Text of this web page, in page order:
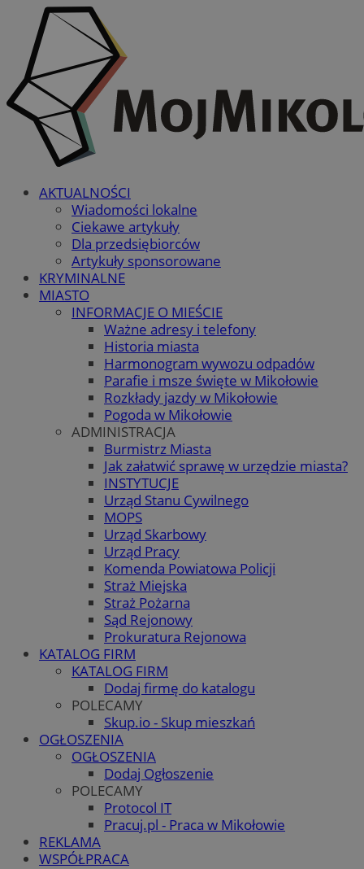
AKTUALNOŚCI
Wiadomości lokalne
Ciekawe artykuły
Dla przedsiębiorców
Artykuły sponsorowane
KRYMINALNE
MIASTO
INFORMACJE O MIEŚCIE
Ważne adresy i telefony
Historia miasta
Harmonogram wywozu odpadów
Parafie i msze święte w Mikołowie
Rozkłady jazdy w Mikołowie
Pogoda w Mikołowie
ADMINISTRACJA
Burmistrz Miasta
Jak załatwić sprawę w urzędzie miasta?
INSTYTUCJE
Urząd Stanu Cywilnego
MOPS
Urząd Skarbowy
Urząd Pracy
Komenda Powiatowa Policji
Straż Miejska
Straż Pożarna
Sąd Rejonowy
Prokuratura Rejonowa
KATALOG FIRM
KATALOG FIRM
Dodaj firmę do katalogu
POLECAMY
Skup.io - Skup mieszkań
OGŁOSZENIA
OGŁOSZENIA
Dodaj Ogłoszenie
POLECAMY
Protocol IT
Pracuj.pl - Praca w Mikołowie
REKLAMA
WSPÓŁPRACA